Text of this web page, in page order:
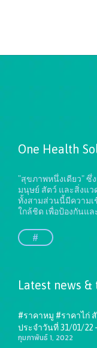
One Health
"สุขภาพหนึ่งเดียว" ซึ่
มนุษย์ สัตว์ และสิ่งแว
ทั้งสามส่วนนี้มีความเ
ใกล้ชิด เพื่อป้องกันแ
#
Latest news &
#ราคาหมู #ราคาไก่
ประจำวันที่ 31/01/22
กุมภาพันธ์ 1, 2022